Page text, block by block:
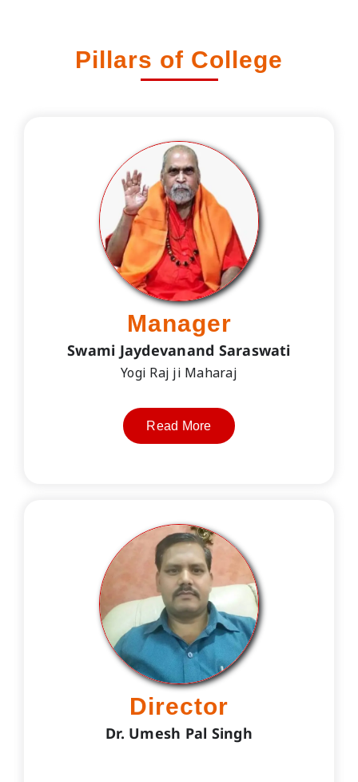
Pillars of College
Manager
Swami Jaydevanand Saraswati
Yogi Raj ji Maharaj
Read More
Director
Dr. Umesh Pal Singh